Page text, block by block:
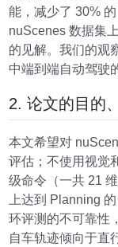
能，减少了 30%
nuScenes 数据集
的见解。我们的观
中端到端自动驾驶
2. 论文的目的
本文希望对
评估；不使用视觉
级命令（一共 21
上达到 Planning
环评测的不可靠性
自车轨迹倾向于直